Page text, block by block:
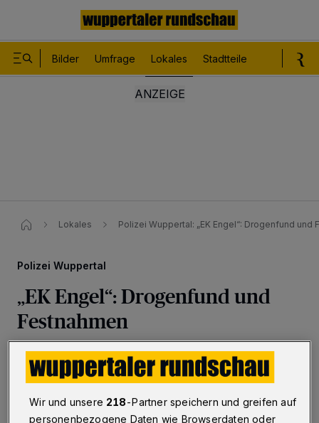
Bilder Umfrage Lokales Stadtteile
Lokales Polizei Wuppertal: „EK Engel“: Drogenfund und
Polizei Wuppertal
„EK Engel“: Drogenfund und
Festnahmen
Wuppertal· Am vergangenen Mittwoch (20. Mai
2020) erfolgte unter Federführung einer Staatsanwältin
der Zugriff der "EK Engel" der Polizei Wuppertal gegen
insgesamt sechs Personen, die verdächtigt werden, im
Internet und „von Hand zu Hand“ Drogen zu
Wir und unsere 218-Partner speichern und greifen auf
personenbezogene Daten wie Browserdaten oder